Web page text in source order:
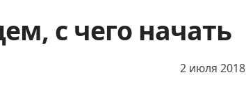
с чего начать
2 июля 2018